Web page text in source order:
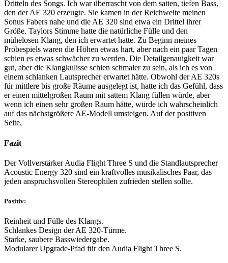
Dritteln des Songs. Ich war überrascht von dem satten, tiefen Bass,
den der AE 320 erzeugte. Sie kamen in der Reichweite meinen
Sonus Fabers nahe und die AE 320 sind etwa ein Drittel ihrer
Größe. Taylors Stimme hatte die natürliche Fülle und den
mühelosen Klang, den ich erwartet hatte. Zu Beginn meines
Probespiels waren die Höhen etwas hart, aber nach ein paar Tagen
schien es etwas schwächer zu werden. Die Detailgenauigkeit war
gut, aber die Klangkulisse schien schmaler zu sein, als ich es von
einem schlanken Lautsprecher erwartet hätte. Obwohl der AE 320s
für mittlere bis große Räume ausgelegt ist, hatte ich das Gefühl, dass
er einen mittelgroßen Raum mit sattem Klang füllen würde, aber
wenn ich einen sehr großen Raum hätte, würde ich wahrscheinlich
auf das nächstgrößere AE-Modell umsteigen. Auf der positiven
Seite,
Fazit
Der Vollverstärker Audia Flight Three S und die Standlautsprecher
Acoustic Energy 320 sind ein kraftvolles musikalisches Paar, das
jeden anspruchsvollen Stereophilen zufrieden stellen sollte.
Positiv:
Reinheit und Fülle des Klangs.
Schlankes Design der AE 320-Türme.
Starke, saubere Basswiedergabe.
Modularer Upgrade-Pfad für den Audia Flight Three S.